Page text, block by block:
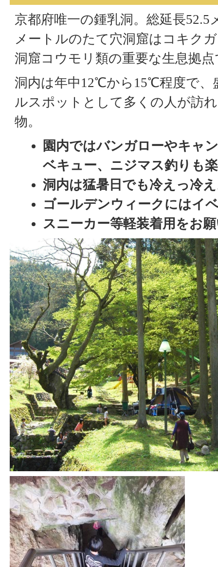
京都府唯一の鍾乳洞。総延長52.5
メートルのたて穴洞窟はコキク
洞窟コウモリ類の重要な生息拠
洞内は年中12℃から15℃程度で、
ルスポットとして多くの人が訪
物。
園内ではバンガローやキャ
ベキュー、ニジマス釣りも
洞内は猛暑日でも冷えっ冷
ゴールデンウィークにはイ
スニーカー等軽装着用をお